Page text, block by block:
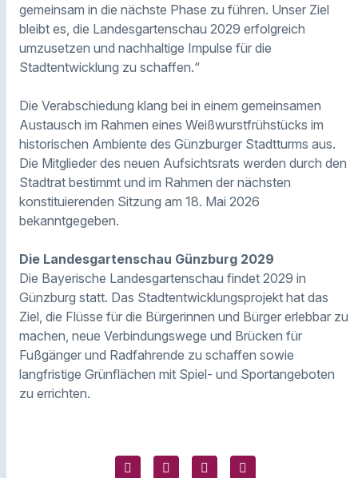
gemeinsam in die nächste Phase zu führen. Unser Ziel
bleibt es, die Landesgartenschau 2029 erfolgreich
umzusetzen und nachhaltige Impulse für die
Stadtentwicklung zu schaffen.“
Die Verabschiedung klang bei in einem gemeinsamen
Austausch im Rahmen eines Weißwurstfrühstücks im
historischen Ambiente des Günzburger Stadtturms aus.
Die Mitglieder des neuen Aufsichtsrats werden durch den
Stadtrat bestimmt und im Rahmen der nächsten
konstituierenden Sitzung am 18. Mai 2026
bekanntgegeben.
Die Landesgartenschau Günzburg 2029
Die Bayerische Landesgartenschau findet 2029 in
Günzburg statt. Das Stadtentwicklungsprojekt hat das
Ziel, die Flüsse für die Bürgerinnen und Bürger erlebbar zu
machen, neue Verbindungswege und Brücken für
Fußgänger und Radfahrende zu schaffen sowie
langfristige Grünflächen mit Spiel- und Sportangeboten
zu errichten.